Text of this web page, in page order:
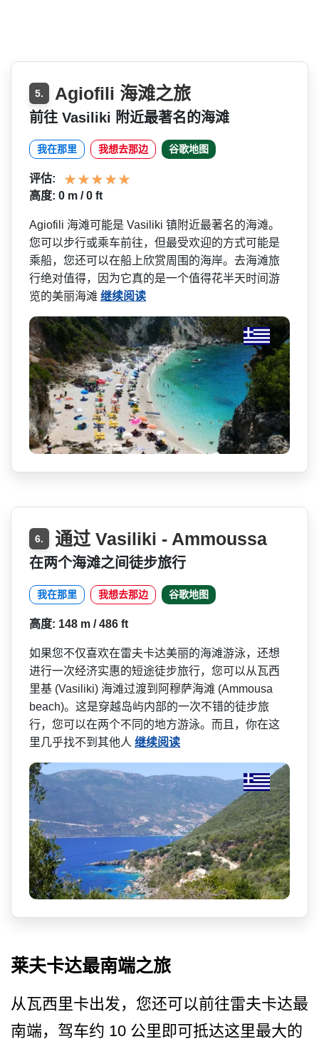
5. Agiofili 海滩之旅
前往 Vasiliki 附近最著名的海滩
我在那里 我想去那边 谷歌地图
评估:
高度: 0 m / 0 ft
Agiofili 海滩可能是 Vasiliki 镇附近最著名的海滩。
您可以­步行或乘车前往，但最受欢迎的方式可能是
乘船，您还­可以在船上欣赏周围的海岸。去海滩旅
行绝对值得，因­为它真的是一个值得花半天时间游
览的美丽海滩 继续阅读
6. 通过 Vasiliki - Ammoussa
在两个海滩之间徒步旅行
我在那里 我想去那边 谷歌地图
高度: 148 m / 486 ft
如果您不仅喜欢在雷夫卡达美­丽的海滩游泳，还想
进行一次经济实惠的短途徒步旅行­，您可以从瓦西
里基 (Vasiliki) 海滩过渡到阿穆萨海滩 (Ammousa
beach)。这是穿越岛屿内­部的一次不错的徒步旅
行，您可以在两个不同的地方游­泳。而且，你在这
里几乎找不到其他人 继续阅读
莱夫卡达最南端之旅
从瓦西里卡出发，您还可以前­往雷夫卡达最
南端，驾车约 10 公里即可抵达这里最大的